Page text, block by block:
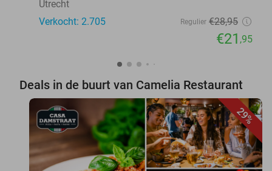
Utrecht
Verkocht: 2.705
Regulier €28,95
€21 ,95
Deals in de buurt van Camelia Restaurant
29%